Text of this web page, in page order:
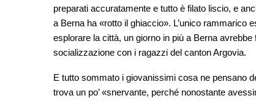
preparati accuratamente e tutto è filato liscio, e
a Berna ha «rotto il ghiaccio». L’unico rammarico
esplorare la città, un giorno in più a Berna
socializzazione con i ragazzi del canton Argovia.
E tutto sommato i giovanissimi cosa ne pensano
trova un po’ «snervante, perché nonostante